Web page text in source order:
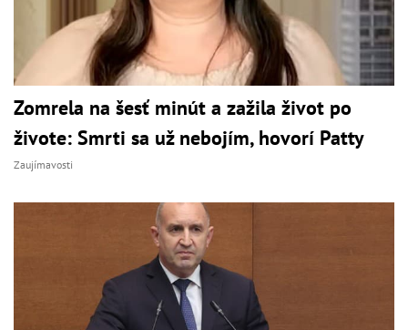
Zomrela na šesť minút a zažila život po
živote: Smrti sa už nebojím, hovorí Patty
Zaujímavosti